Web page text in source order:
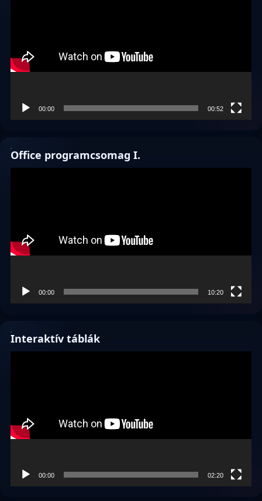
00:00 00:52
Office programcsomag I.
00:00 10:20
Interaktív táblák
00:00 02:20